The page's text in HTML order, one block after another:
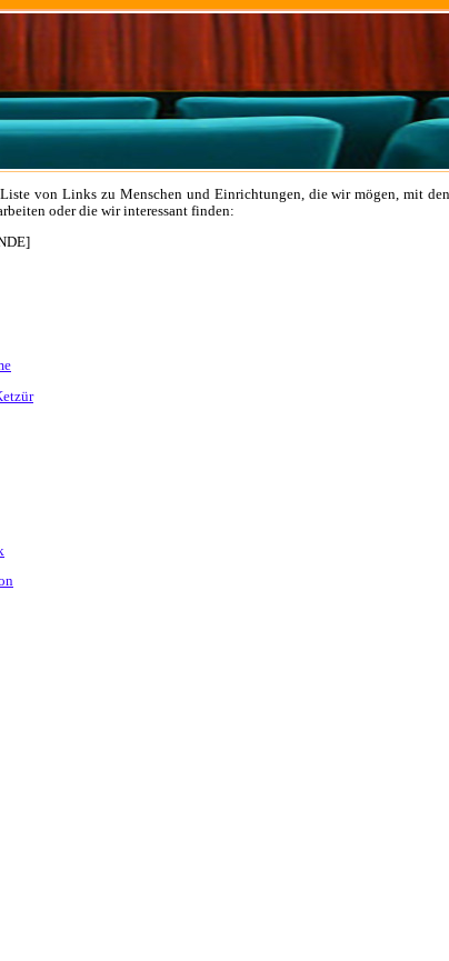
von Links zu Menschen und Einrichtungen, die wir mögen, mit
oder die wir interessant finden: